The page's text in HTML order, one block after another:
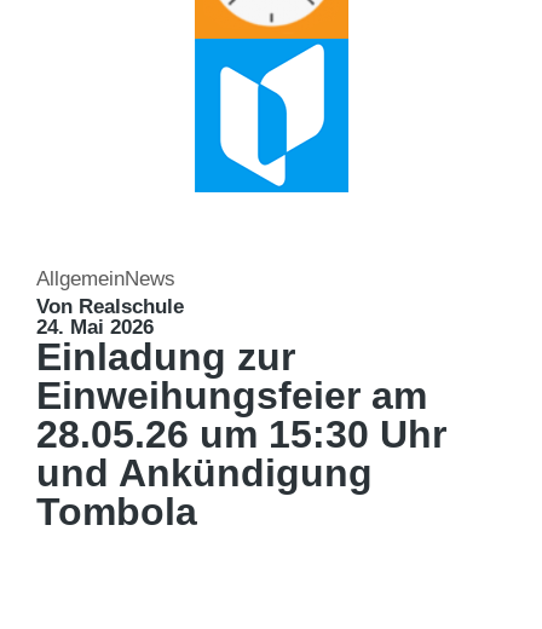
AllgemeinNews
Von Realschule
24. Mai 2026
Einladung zur
Einweihungsfeier am
28.05.26 um 15:30 Uhr
und Ankündigung
Tombola